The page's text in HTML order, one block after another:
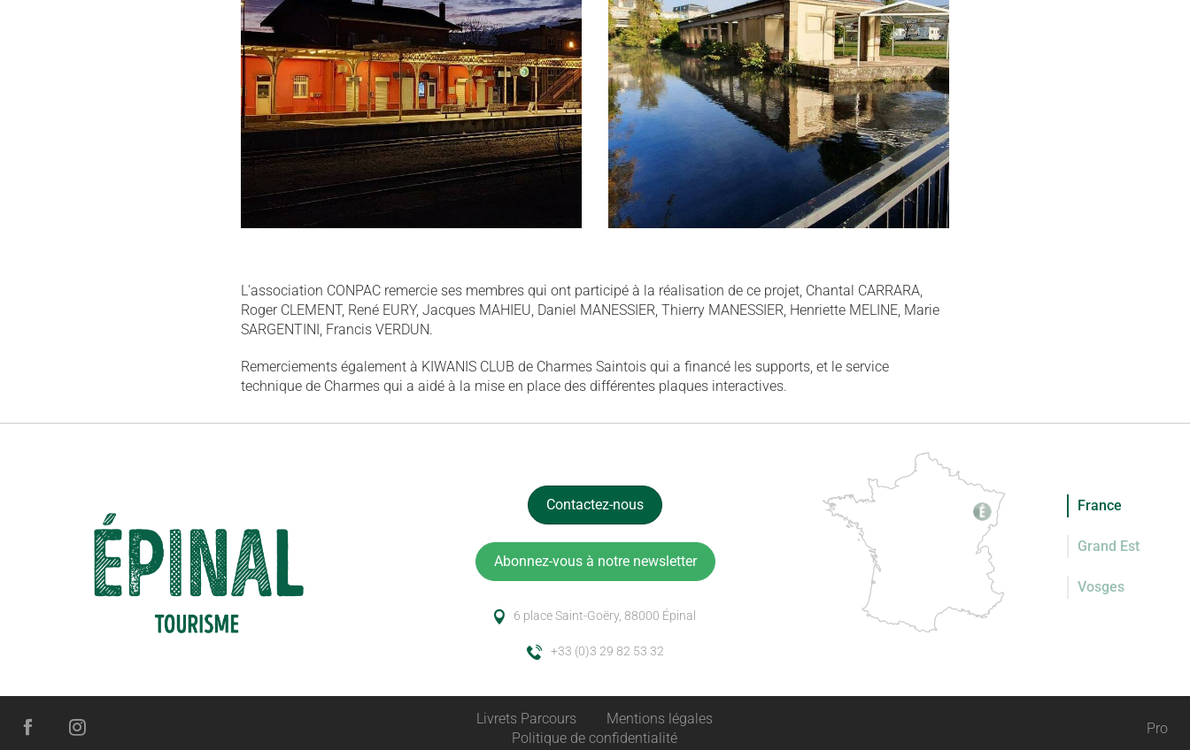
L'association CONPAC remercie ses membres qui ont participé à la réalisation de ce projet, Chantal CARRARA,
Roger CLEMENT, René EURY, Jacques MAHIEU, Daniel MANESSIER, Thierry MANESSIER, Henriette MELINE, Marie
SARGENTINI, Francis VERDUN.
Remerciements également à KIWANIS CLUB de Charmes Saintois qui a financé les supports, et le service
technique de Charmes qui a aidé à la mise en place des différentes plaques interactives.
Contactez-nous
Abonnez-vous à notre newsletter
6 place Saint-Goëry, 88000 Épinal
+33 (0)3 29 82 53 32
France
Grand Est
Vosges
Livrets Parcours
Mentions légales
Politique de confidentialité
Pro